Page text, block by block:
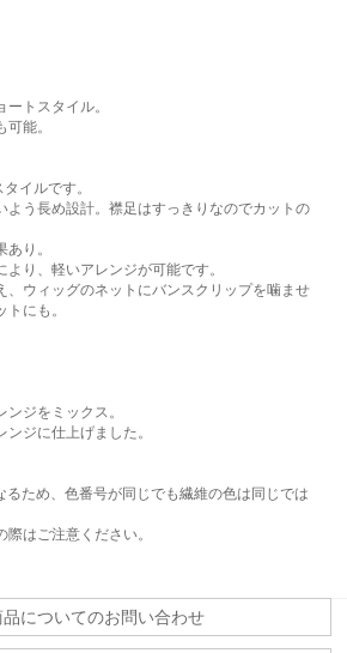
トスタイル。
能。
イルです。
よう長め設計。襟足はすっきりなのでカットの
り。
り、軽いアレンジが可能です。
、ウィッグのネットにバンスクリップを噛ませ
にも。
ジをミックス。
ジに仕上げました。
るため、色番号が同じでも繊維の色は同じでは
はご注意ください。
品についてのお問い合わせ